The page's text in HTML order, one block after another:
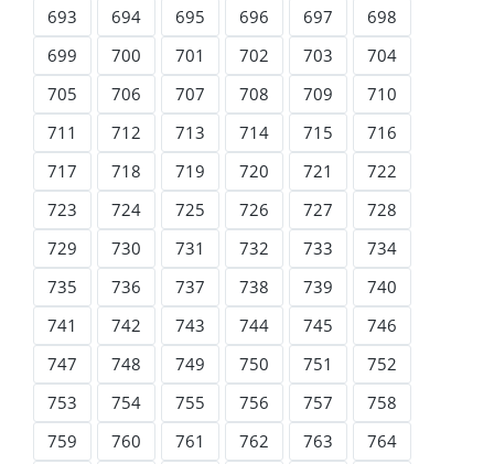
693
694 695 696 697
698
699
700 701 702 703
704
705
706 707 708 709
710
711
712 713 714 715
716
717
718 719 720 721
722
723
724 725 726 727
728
729
730 731 732 733
734
735
736 737 738 739
740
741
742 743 744 745
746
747
748 749 750 751
752
753
754 755 756 757
758
759
760 761 762 763
764